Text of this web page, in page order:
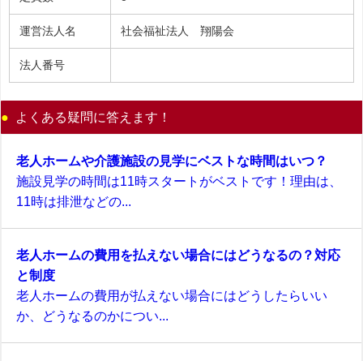
運営法人名 社会福祉法人 翔陽会
法人番号
よくある疑問に答えます！
老人ホームや介護施設の見学にベストな時間はいつ？
施設見学の時間は11時スタートがベストです！理由は、
11時は排泄などの...
老人ホームの費用を払えない場合にはどうなるの？対応
と制度
老人ホームの費用が払えない場合にはどうしたらいい
か、どうなるのかについ...